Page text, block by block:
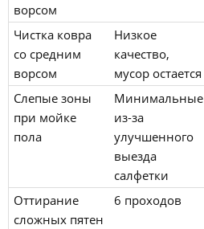
ворсом
Чистка ковра
со средним
ворсом
Низкое
качество,
мусор остается
Слепые зоны
при мойке
пола
Минимальные
из-за
улучшенного
выезда
салфетки
Оттирание
сложных пятен
6 проходов